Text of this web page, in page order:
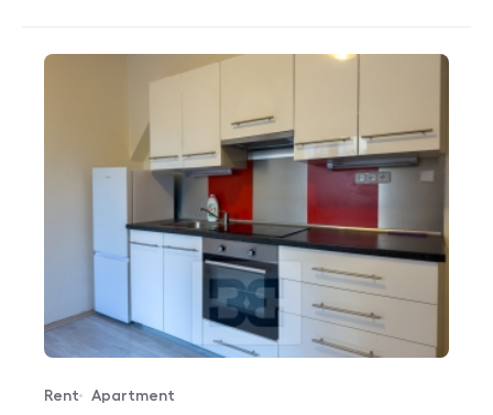
Offer type
Rent
Property type
Apartment